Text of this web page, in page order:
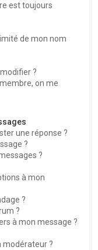
est toujours
de mon nom
?
on me
une réponse ?
?
?
à mon
?
?
à mon message ?
modérateur ?